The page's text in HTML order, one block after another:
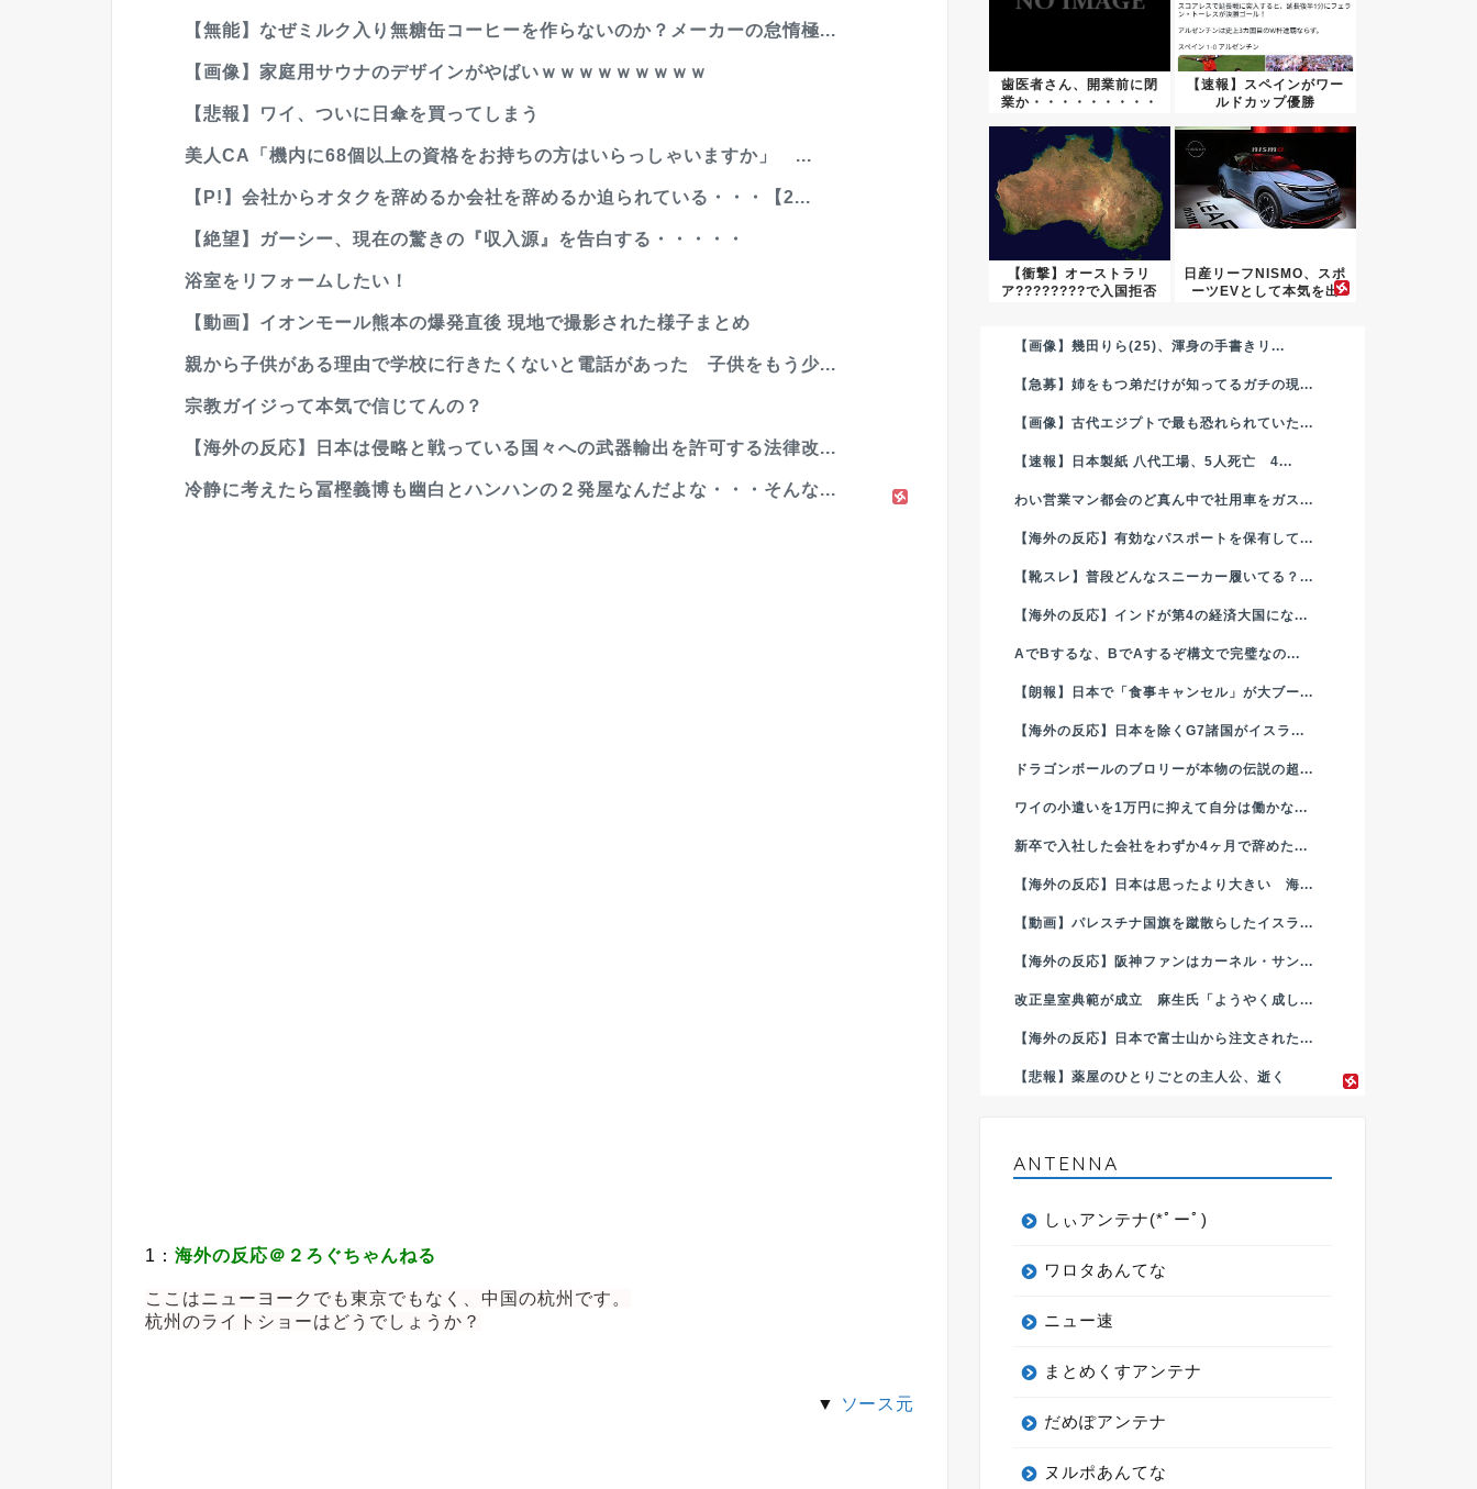
【無能】なぜミルク入り無糖缶コーヒーを作らないのか？メーカーの怠惰極...
【画像】家庭用サウナのデザインがやばいｗｗｗｗｗｗｗｗｗ
【悲報】ワイ、ついに日傘を買ってしまう
美人CA「機内に68個以上の資格をお持ちの方はいらっしゃいますか」 ...
【P!】会社からオタクを辞めるか会社を辞めるか迫られている・・・【2...
【絶望】ガーシー、現在の驚きの『収入源』を告白する・・・・・
浴室をリフォームしたい！
【動画】イオンモール熊本の爆発直後 現地で撮影された様子まとめ
親から子供がある理由で学校に行きたくないと電話があった 子供をもう少...
宗教ガイジって本気で信じてんの？
【海外の反応】日本は侵略と戦っている国々への武器輸出を許可する法律改...
冷静に考えたら冨樫義博も幽白とハンハンの２発屋なんだよな・・・そんな...
1： 海外の反応＠２ろぐちゃんねる
ここはニューヨークでも東京でもなく、中国の杭州です。
杭州のライトショーはどうでしょうか？
▼ ソース元
歯医者さん、開業前に閉
業か・・・・・・・・・
【速報】スペインがワー
ルドカップ優勝
【衝撃】オーストラリ
ア????????で入国拒否
日産リーフNISMO、スポ
ーツEVとして本気を出
【画像】幾田りら(25)、渾身の手書きリ...
【急募】姉をもつ弟だけが知ってるガチの現...
【画像】古代エジプトで最も恐れられていた...
【速報】日本製紙 八代工場、5人死亡 4...
わい営業マン都会のど真ん中で社用車をガス...
【海外の反応】有効なパスポートを保有して...
【靴スレ】普段どんなスニーカー履いてる？...
【海外の反応】インドが第4の経済大国にな...
AでBするな、BでAするぞ構文で完璧なの...
【朗報】日本で「食事キャンセル」が大ブー...
【海外の反応】日本を除くG7諸国がイスラ...
ドラゴンボールのブロリーが本物の伝説の超...
ワイの小遣いを1万円に抑えて自分は働かな...
新卒で入社した会社をわずか4ヶ月で辞めた...
【海外の反応】日本は思ったより大きい 海...
【動画】パレスチナ国旗を蹴散らしたイスラ...
【海外の反応】阪神ファンはカーネル・サン...
改正皇室典範が成立 麻生氏「ようやく成し...
【海外の反応】日本で富士山から注文された...
【悲報】薬屋のひとりごとの主人公、逝く
ANTENNA
しぃアンテナ(*ﾟーﾟ)
ワロタあんてな
ニュー速
まとめくすアンテナ
だめぽアンテナ
ヌルポあんてな